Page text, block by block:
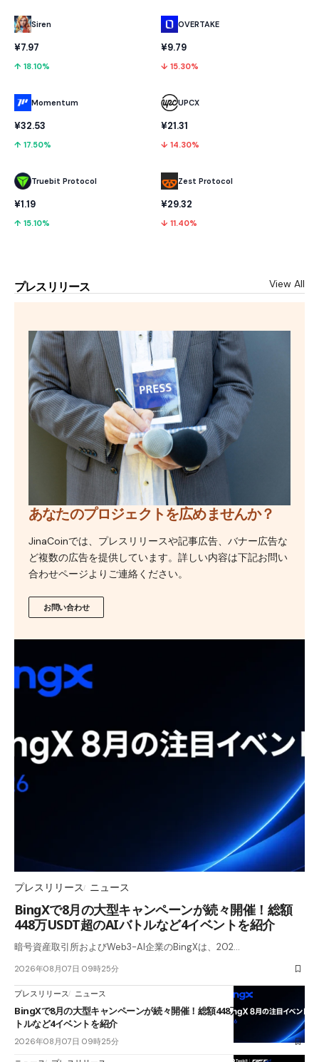
Siren
¥7.97
↑ 18.10%
Momentum
¥32.53
↑ 17.50%
Truebit Protocol
¥1.19
↑ 15.10%
OVERTAKE
¥9.79
↓ 15.30%
UPCX
¥21.31
↓ 14.30%
Zest Protocol
¥29.32
↓ 11.40%
プレスリリース View All
あなたのプロジェクトを広めませんか？
JinaCoinでは、プレスリリースや記事広告、バナー広告な
ど複数の広告を提供しています。詳しい内容は下記お問い
合わせページよりご連絡ください。
お問い合わせ
プレスリリース ニュース
BingXで8月の大型キャンペーンが続々開催！総額
448万USDT超のAIバトルなど4イベントを紹介
暗号資産取引所およびWeb3-AI企業のBingXは、202…
2026年08月07日 09時25分
プレスリリース ニュース
BingXで8月の大型キャンペーンが続々開催！総額448万USDT超のAIバ
トルなど4イベントを紹介
2026年08月07日 09時25分